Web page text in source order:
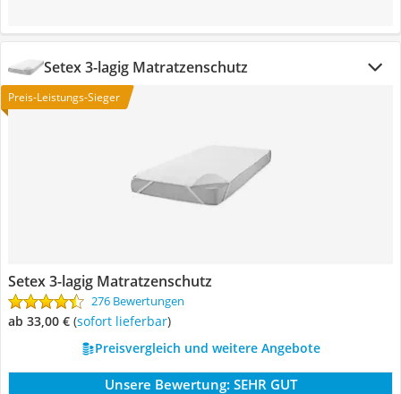
Setex 3-lagig Matratzenschutz
Preis-Leistungs-Sieger
Setex 3-lagig Matratzenschutz
276 Bewertungen
ab 33,00 € ( Sofort lieferbar)
Preisvergleich und weitere Angebote
Unsere Bewertung: SEHR GUT